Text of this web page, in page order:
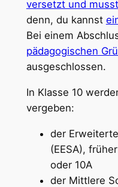
versetzt und
denn, du kannst
Bei einem
pädagogischen
ausgeschlossen.
In Klasse 10
vergeben:
der
(EESA),
oder 10A
der Mittlere